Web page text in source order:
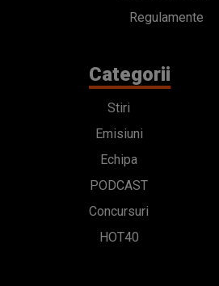
Regulamente
Categorii
Stiri
Emisiuni
Echipa
PODCAST
Concursuri
HOT40